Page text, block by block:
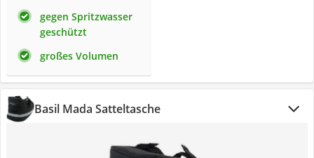
gegen Spritzwasser
geschützt
großes Volumen
Basil Mada Satteltasche